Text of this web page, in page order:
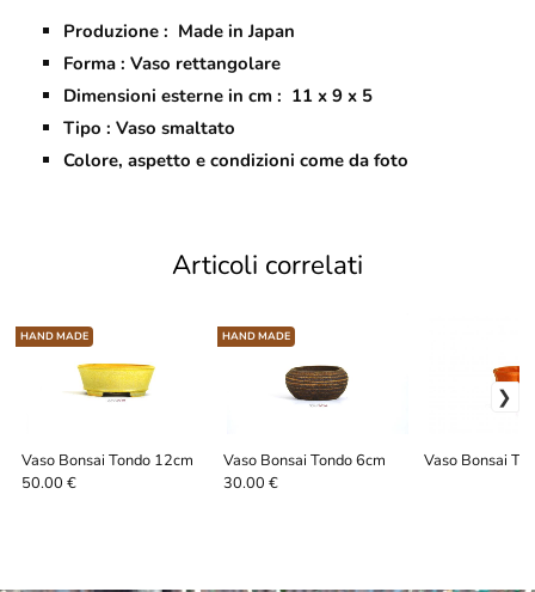
Produzione : Made in Japan
Forma : Vaso rettangolare
Dimensioni esterne in cm : 11 x 9 x 5
Tipo : Vaso smaltato
Colore, aspetto e condizioni come da foto
Articoli correlati
Vaso Bonsai Tondo 12cm
HAND MADE
50.00 €
Vaso Bonsai Tondo 6cm
HAND MADE
30.00 €
Vaso Bonsai